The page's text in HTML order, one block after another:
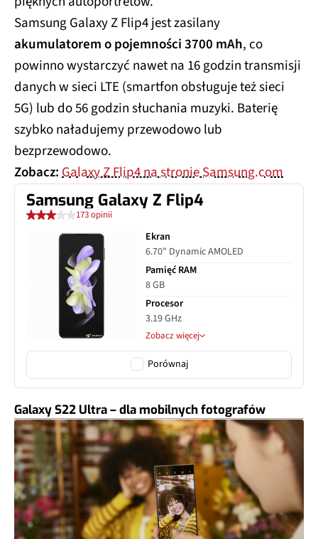
Samsung Galaxy Z Flip4 jest zasilany
akumulatorem o pojemności 3700 mAh, co
powinno wystarczyć nawet na 16 godzin transmisji
danych w sieci LTE (smartfon obsługuje też sieci
5G) lub do 56 godzin słuchania muzyki. Baterię
szybko naładujemy przewodowo lub
bezprzewodowo.
Zobacz:Galaxy Z Flip4 na stronie Samsung.com
Samsung Galaxy Z Flip4
173 opinii
Ekran
6.70" Dynamic AMOLED
Pamięć RAM
8 GB
Procesor
3.19 GHz
Zobacz więcej
Porównaj
Galaxy S22 Ultra – dla mobilnych fotografów